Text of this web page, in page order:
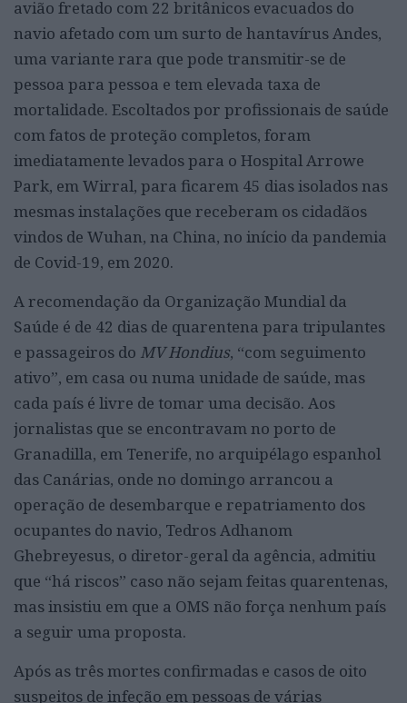
avião fretado com 22 britânicos evacuados do
navio afetado com um surto de hantavírus Andes,
uma variante rara que pode transmitir-se de
pessoa para pessoa e tem elevada taxa de
mortalidade. Escoltados por profissionais de saúde
com fatos de proteção completos, foram
imediatamente levados para o Hospital Arrowe
Park, em Wirral, para ficarem 45 dias isolados nas
mesmas instalações que receberam os cidadãos
vindos de Wuhan, na China, no início da pandemia
de Covid-19, em 2020.
A recomendação da Organização Mundial da
Saúde é de 42 dias de quarentena para tripulantes
e passageiros do MV Hondius, “com seguimento
ativo”, em casa ou numa unidade de saúde, mas
cada país é livre de tomar uma decisão. Aos
jornalistas que se encontravam no porto de
Granadilla, em Tenerife, no arquipélago espanhol
das Canárias, onde no domingo arrancou a
operação de desembarque e repatriamento dos
ocupantes do navio, Tedros Adhanom
Ghebreyesus, o diretor-geral da agência, admitiu
que “há riscos” caso não sejam feitas quarentenas,
mas insistiu em que a OMS não força nenhum país
a seguir uma proposta.
Após as três mortes confirmadas e casos de oito
suspeitos de infeção em pessoas de várias